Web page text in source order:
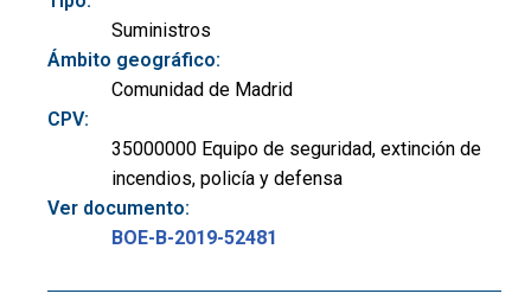
Suministros
Ámbito geográfico:
Comunidad de Madrid
CPV:
35000000 Equipo de seguridad, extinción de
incendios, policía y defensa
Ver documento:
BOE-B-2019-52481